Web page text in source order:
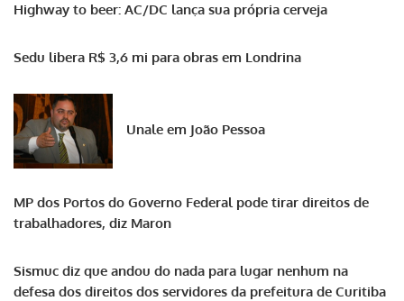
Highway to beer: AC/DC lança sua própria cerveja
Sedu libera R$ 3,6 mi para obras em Londrina
Unale em João Pessoa
MP dos Portos do Governo Federal pode tirar direitos de
trabalhadores, diz Maron
Sismuc diz que andou do nada para lugar nenhum na
defesa dos direitos dos servidores da prefeitura de Curitiba